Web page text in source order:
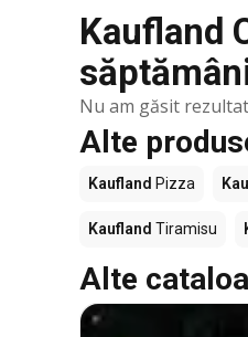
Kaufland
Nu am găsit
Alte
Kaufland Pizza
Kaufland Tiramisu
Alte